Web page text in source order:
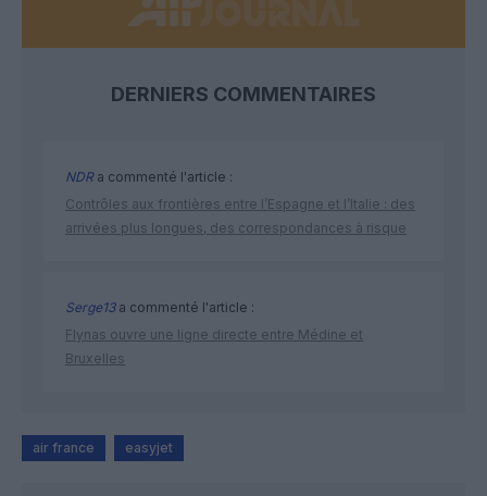
DERNIERS COMMENTAIRES
NDRa commenté l'article :
Contrôles aux frontières entre l’Espagne et l’Italie : des
arrivées plus longues, des correspondances à risque
Serge13a commenté l'article :
Flynas ouvre une ligne directe entre Médine et
Bruxelles
air france easyjet